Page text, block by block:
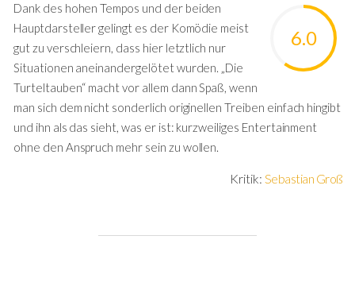
6.0
Dank des hohen Tempos und der beiden
Hauptdarsteller gelingt es der Komödie meist
gut zu verschleiern, dass hier letztlich nur
Situationen aneinandergelötet wurden. „Die
Turteltauben“ macht vor allem dann Spaß, wenn
man sich dem nicht sonderlich originellen Treiben einfach hingibt
und ihn als das sieht, was er ist: kurzweiliges Entertainment
ohne den Anspruch mehr sein zu wollen.
Kritik: Sebastian Groß